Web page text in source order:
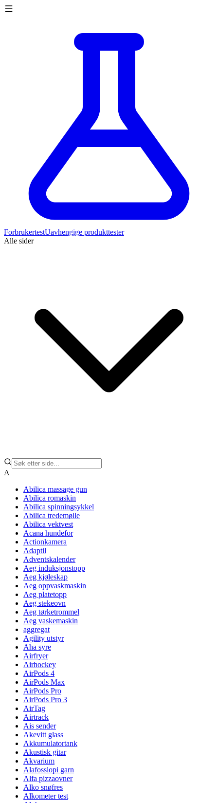
ForbrukertestUavhengige produkttester
Alle sider
A
Abilica massage gun
Abilica romaskin
Abilica spinningsykkel
Abilica tredemølle
Abilica vektvest
Acana hundefor
Actionkamera
Adaptil
Adventskalender
Aeg induksjonstopp
Aeg kjøleskap
Aeg oppvaskmaskin
Aeg platetopp
Aeg stekeovn
Aeg tørketrommel
Aeg vaskemaskin
aggregat
Agility utstyr
Aha syre
Airfryer
Airhockey
AirPods 4
AirPods Max
AirPods Pro
AirPods Pro 3
AirTag
Airtrack
Ais sender
Akevitt glass
Akkumulatortank
Akustisk gitar
Akvarium
Alafosslopi garn
Alfa pizzaovner
Alko snøfres
Alkometer test